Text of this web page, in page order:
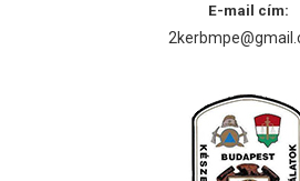
E-mail cím: